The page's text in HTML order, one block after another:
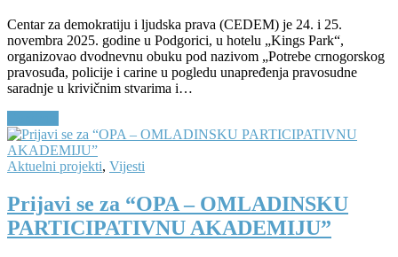
Centar za demokratiju i ljudska prava (CEDEM) je 24. i 25.
novembra 2025. godine u Podgorici, u hotelu „Kings Park“,
organizovao dvodnevnu obuku pod nazivom „Potrebe crnogorskog
pravosuđa, policije i carine u pogledu unapređenja pravosudne
saradnje u krivičnim stvarima i…
Aktuelni projekti, Vijesti
Prijavi se za “OPA – OMLADINSKU
PARTICIPATIVNU AKADEMIJU”